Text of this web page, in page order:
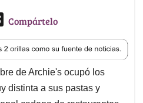
T
r
e
a
d
Compártelo
de Archie's ocupó los
distinta a sus pastas y